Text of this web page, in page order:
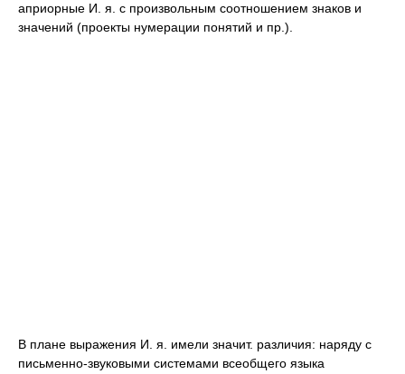
априорные И. я. с произвольным соотношением знаков и
значений (проекты нумерации понятий и пр.).
В плане выражения И. я. имели значит. различия: наряду с
письменно-звуковыми системами всеобщего языка